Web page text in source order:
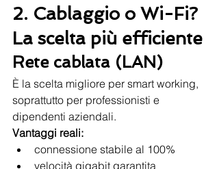
2. Cablaggio o Wi-Fi?
La scelta più efficiente
Rete cablata (LAN)
È la scelta migliore per smart working,
soprattutto per professionisti e
dipendenti aziendali.
Vantaggi reali:
connessione stabile al 100%
velocità gigabit garantita